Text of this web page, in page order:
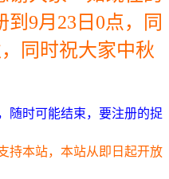
9月23日0点，同
同时祝大家中秋
随时可能结束，要注册的捉
持本站，本站从即日起开放